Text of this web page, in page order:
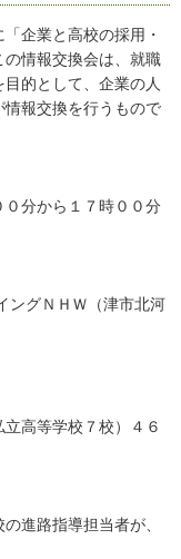
企業と高校の採用・
情報交換会は、就職
的として、企業の人
報交換を行うもので
分から１７時００分
グＮＨＷ（津市北河
高等学校７校）４６
路指導担当者が、